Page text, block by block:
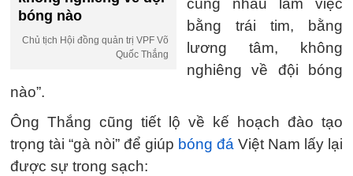
bóng nào
Chủ tịch Hội đồng quản trị VPF Võ
Quốc Thắng
cùng nhau làm việc
bằng trái tim, bằng
lương tâm, không
nghiêng về đội bóng
nào”.
Ông Thắng cũng tiết lộ về kế hoạch đào tạo
trọng tài “gà nòi” để giúp bóng đá Việt Nam lấy lại
được sự trong sạch: